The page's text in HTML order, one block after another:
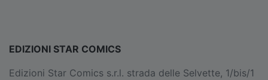
EDIZIONI STAR COMICS
Edizioni Star Comics s.r.l. strada delle Selvette, 1/bis/1